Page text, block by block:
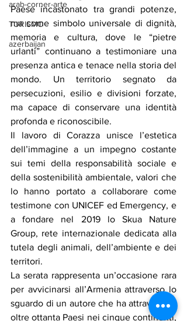
arab-corner-arte
TURISMO
azerbaijan
Paese incastonato tra grandi potenze,
ma come simbolo universale di dignità,
memoria e cultura, dove le “pietre
urlanti” continuano a testimoniare una
presenza antica e tenace nella storia del
mondo. Un territorio segnato da
persecuzioni, esilio e divisioni forzate,
ma capace di conservare una identità
profonda e riconoscibile.
Il lavoro di Corazza unisce l’estetica
dell’immagine a un impegno costante
sui temi della responsabilità sociale e
della sostenibilità ambientale, valori che
lo hanno portato a collaborare come
testimone con UNICEF ed Emergency, e
a fondare nel 2019 lo Skua Nature
Group, rete internazionale dedicata alla
tutela degli animali, dell’ambiente e dei
territori.
La serata rappresenta un’occasione rara
per avvicinarsi all’Armenia attraverso lo
sguardo di un autore che ha attraversato
oltre ottanta Paesi nei cinque continenti,